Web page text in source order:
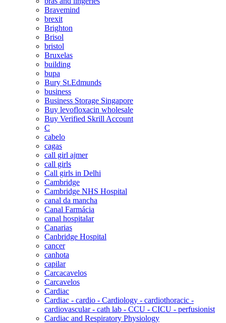
Bravemind
brexit
Brighton
Brisol
bristol
Bruxelas
building
bupa
Bury St.Edmunds
business
Business Storage Singapore
Buy levofloxacin wholesale
Buy Verified Skrill Account
C
cabelo
cagas
call girl ajmer
call girls
Call girls in Delhi
Cambridge
Cambridge NHS Hospital
canal da mancha
Canal Farmácia
canal hospitalar
Canarias
Canbridge Hospital
cancer
canhota
capilar
Carcacavelos
Carcavelos
Cardiac
Cardiac - cardio - Cardiology - cardiothoracic -
cardiovascular - cath lab - CCU - CICU - perfusionist
Cardiac and Respiratory Physiology